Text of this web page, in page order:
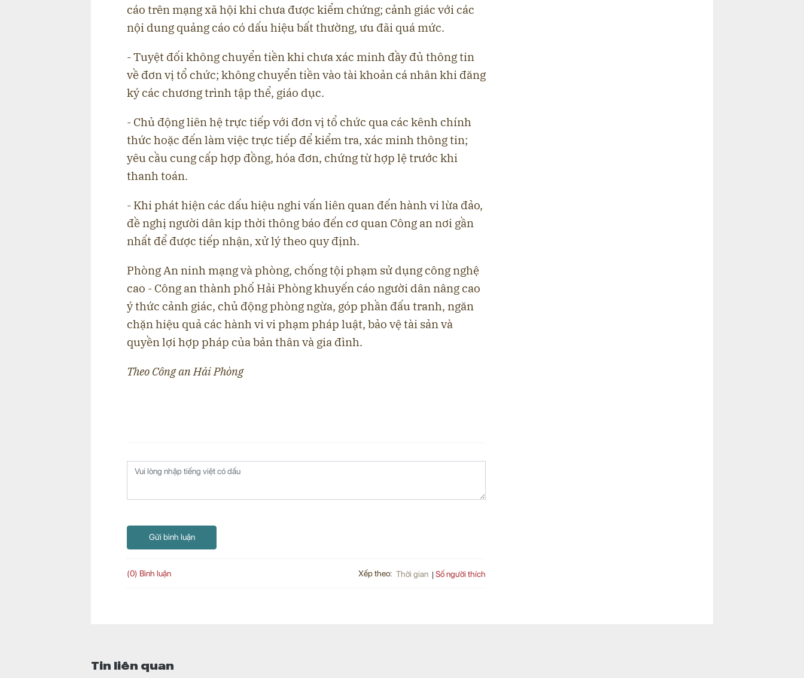
cáo trên mạng xã hội khi chưa được kiểm chứng; cảnh giác với các
nội dung quảng cáo có dấu hiệu bất thường, ưu đãi quá mức.
- Tuyệt đối không chuyển tiền khi chưa xác minh đầy đủ thông tin
về đơn vị tổ chức; không chuyển tiền vào tài khoản cá nhân khi đăng
ký các chương trình tập thể, giáo dục.
- Chủ động liên hệ trực tiếp với đơn vị tổ chức qua các kênh chính
thức hoặc đến làm việc trực tiếp để kiểm tra, xác minh thông tin;
yêu cầu cung cấp hợp đồng, hóa đơn, chứng từ hợp lệ trước khi
thanh toán.
- Khi phát hiện các dấu hiệu nghi vấn liên quan đến hành vi lừa đảo,
đề nghị người dân kịp thời thông báo đến cơ quan Công an nơi gần
nhất để được tiếp nhận, xử lý theo quy định.
Phòng An ninh mạng và phòng, chống tội phạm sử dụng công nghệ
cao - Công an thành phố Hải Phòng khuyến cáo người dân nâng cao
ý thức cảnh giác, chủ động phòng ngừa, góp phần đấu tranh, ngăn
chặn hiệu quả các hành vi vi phạm pháp luật, bảo vệ tài sản và
quyền lợi hợp pháp của bản thân và gia đình.
Theo Công an Hải Phòng
Gửi bình luận
(0) Bình luận Xếp theo: Thời gian Số người thích
Tin liên quan